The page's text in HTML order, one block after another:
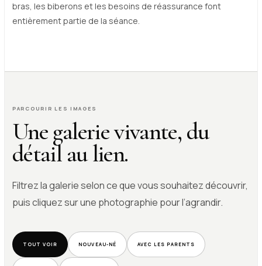
bras, les biberons et les besoins de réassurance font
entièrement partie de la séance.
PARCOURIR LES IMAGES
Une galerie vivante, du
détail au lien.
Filtrez la galerie selon ce que vous souhaitez découvrir,
puis cliquez sur une photographie pour l’agrandir.
TOUT VOIR NOUVEAU-NÉ AVEC LES PARENTS